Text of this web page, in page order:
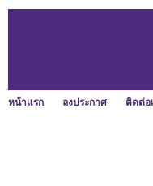
หน้าแรก ลงประกาศ ติดต่อ